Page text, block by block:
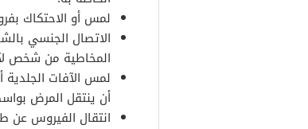
لمس أو الاحتكاك
الاتصال الجنسي
المخاطية من شخص
لمس الآفات
أن ينتقل المرض
انتقال الفيروس عن